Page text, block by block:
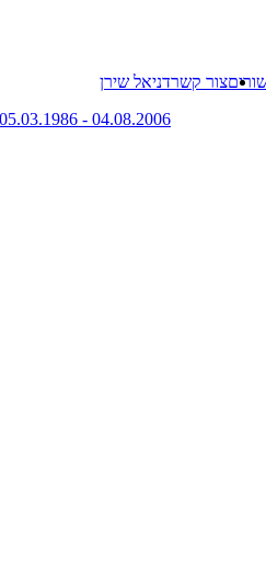
צור קשרדניאל שירן
04.08.2006 - 05.03.1986